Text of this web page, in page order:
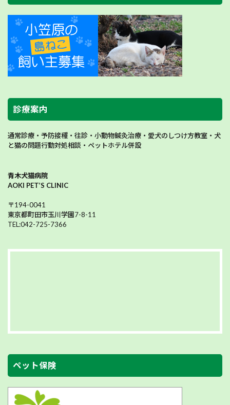
診療案内
通常診療・予防接種・往診・小動物鍼灸治療・愛犬のしつけ方教室・犬
と猫の問題行動対処相談・ペットホテル併設
青木犬猫病院
AOKI PET’S CLINIC
〒194-0041
東京都町田市玉川学園7-8-11
TEL:042-725-7366
ペット保険